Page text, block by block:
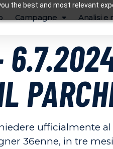
the best and most relevant
Campagne Analisi e
ufficialmente
36enne, in tre